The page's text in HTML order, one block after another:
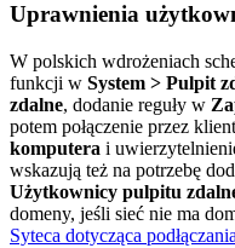
Uprawnienia
W polskich wdrożeniach
funkcji w System > Pulpit
zdalne, dodanie reguły w
potem połączenie przez
komputera i
wskazują też na potrzebę
Użytkownicy pulpitu
domeny, jeśli sieć nie ma
Syteca dotycząca